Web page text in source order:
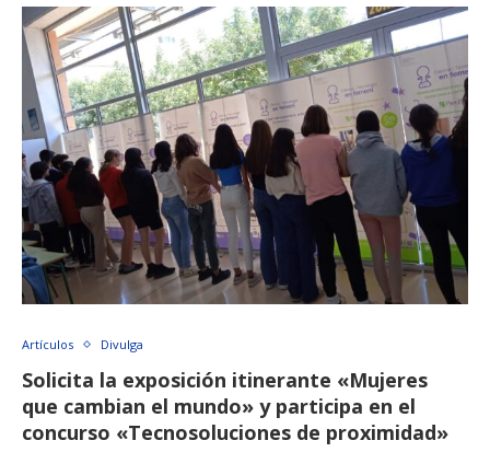
Artículos Divulga
Solicita la exposición itinerante «Mujeres
que cambian el mundo» y participa en el
concurso «Tecnosoluciones de proximidad»